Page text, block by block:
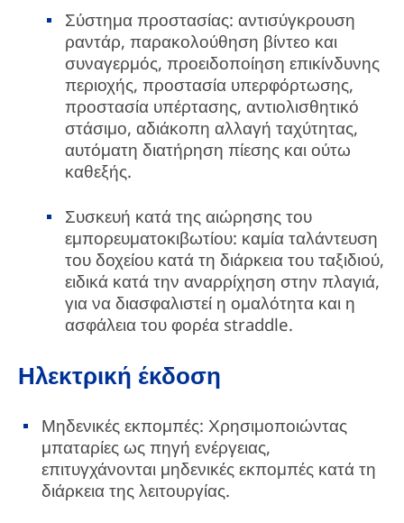
Σύστημα προστασίας: αντισύγκρουση
ραντάρ, παρακολούθηση βίντεο και
συναγερμός, προειδοποίηση επικίνδυνης
περιοχής, προστασία υπερφόρτωσης,
προστασία υπέρτασης, αντιολισθητικό
στάσιμο, αδιάκοπη αλλαγή ταχύτητας,
αυτόματη διατήρηση πίεσης και ούτω
καθεξής.
Συσκευή κατά της αιώρησης του
εμπορευματοκιβωτίου: καμία ταλάντευση
του δοχείου κατά τη διάρκεια του ταξιδιού,
ειδικά κατά την αναρρίχηση στην πλαγιά,
για να διασφαλιστεί η ομαλότητα και η
ασφάλεια του φορέα straddle.
Ηλεκτρική έκδοση
Μηδενικές εκπομπές: Χρησιμοποιώντας
μπαταρίες ως πηγή ενέργειας,
επιτυγχάνονται μηδενικές εκπομπές κατά τη
διάρκεια της λειτουργίας.